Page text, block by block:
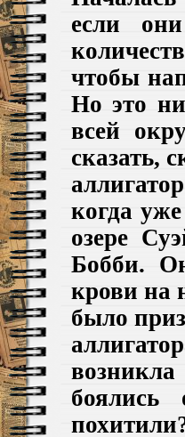
если
чтобы
Но это
всей
сказать,
когда
озере
Бобби.
крови на
было